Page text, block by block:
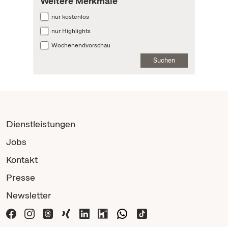
nur kostenlos
nur Highlights
Wochenendvorschau
Suchen
Dienstleistungen
Jobs
Kontakt
Presse
Newsletter